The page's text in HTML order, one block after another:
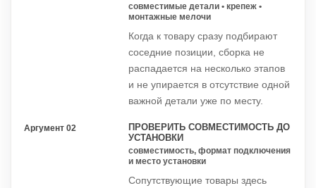
совместимые детали • крепеж •
монтажные мелочи
Когда к товару сразу подбирают
соседние позиции, сборка не
распадается на несколько этапов
и не упирается в отсутствие одной
важной детали уже по месту.
Аргумент 02
ПРОВЕРИТЬ СОВМЕСТИМОСТЬ ДО
УСТАНОВКИ
совместимость, формат подключения
и место установки
Сопутствующие товары здесь